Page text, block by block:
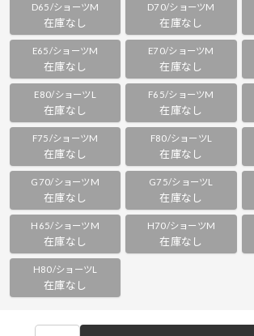
D65/ショーツM
在庫なし
D70/ショーツM
在庫なし
E65/ショーツM
在庫なし
E70/ショーツM
在庫なし
E80/ショーツL
在庫なし
F65/ショーツM
在庫なし
F75/ショーツM
在庫なし
F80/ショーツL
在庫なし
G70/ショーツM
在庫なし
G75/ショーツL
在庫なし
H65/ショーツM
在庫なし
H70/ショーツM
在庫なし
H80/ショーツL
在庫なし